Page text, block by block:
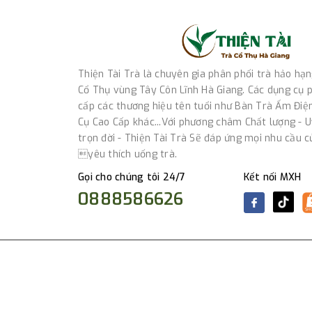
Thiện Tài Trà là chuyên gia phân phối trà hảo
Cổ Thụ vùng Tây Côn Lĩnh Hà Giang. Các dụng
cấp các thương hiệu tên tuổi như Bàn Trà Ấm
Cụ Cao Cấp khác...Với phương châm Chất lượng -
trọn đời - Thiện Tài Trà Sẽ đáp ứng mọi nhu cầu
yêu thích uống trà.
Gọi cho chúng tôi 24/7
0888586626
Kết nối MXH